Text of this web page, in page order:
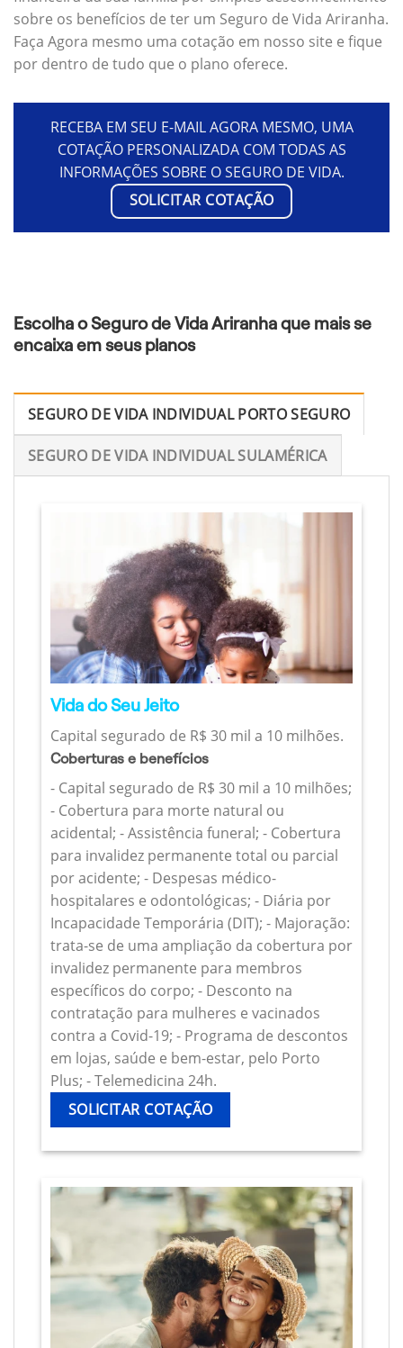
sobre os benefícios de ter um Seguro de Vida Ariranha.
Faça Agora mesmo uma cotação em nosso site e fique
por dentro de tudo que o plano oferece.
RECEBA EM SEU E-MAIL AGORA MESMO, UMA
COTAÇÃO PERSONALIZADA COM TODAS AS
INFORMAÇÕES SOBRE O SEGURO DE VIDA.
SOLICITAR COTAÇÃO
Escolha o Seguro de Vida Ariranha que mais se
encaixa em seus planos
SEGURO DE VIDA INDIVIDUAL PORTO SEGURO
SEGURO DE VIDA INDIVIDUAL SULAMÉRICA
Vida do Seu Jeito
Capital segurado de R$ 30 mil a 10 milhões.
Coberturas e benefícios
- Capital segurado de R$ 30 mil a 10 milhões;
- Cobertura para morte natural ou
acidental; - Assistência funeral; - Cobertura
para invalidez permanente total ou parcial
por acidente; - Despesas médico-
hospitalares e odontológicas; - Diária por
Incapacidade Temporária (DIT); - Majoração:
trata-se de uma ampliação da cobertura por
invalidez permanente para membros
específicos do corpo; - Desconto na
contratação para mulheres e vacinados
contra a Covid-19; - Programa de descontos
em lojas, saúde e bem-estar, pelo Porto
Plus; - Telemedicina 24h.
SOLICITAR COTAÇÃO